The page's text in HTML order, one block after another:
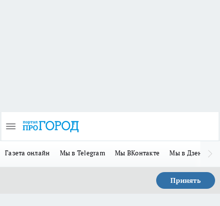
Газета онлайн Мы в Telegram Мы ВКонтакте Мы в Дзене
Принять